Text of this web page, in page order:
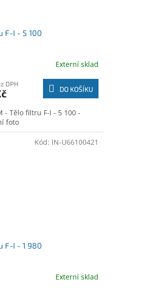
F-I - 5 100
Externí sklad
DPH
DO KOŠÍKU
- Tělo filtru F-I - 5 100 -
foto
F-I - 1 980
Externí sklad
Kód: IN-U66100421